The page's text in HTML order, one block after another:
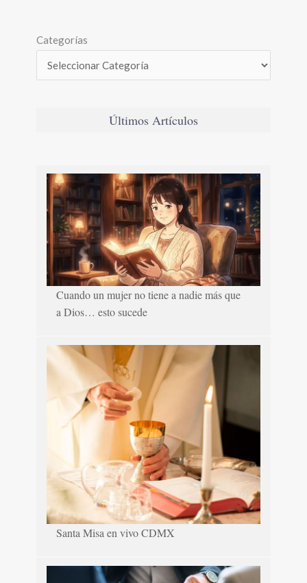
Categorías
Últimos Artículos
Cuando un mujer no tiene a nadie más que
a Dios… esto sucede
Santa Misa en vivo CDMX